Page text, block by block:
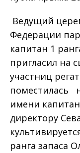
Ведущий
Федерации
капитан 1
пригласил на
участниц
поместилась
имени
директору
ранга запаса